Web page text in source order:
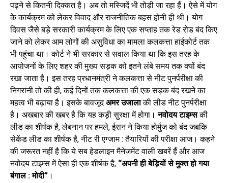
पढ़ने से कितनी दिक्कत है। अब तो मस्जिदें भी तोड़ी जा रहा हैं। ऐसे में योग
के कार्यक्रम को लेकर विवाद और राजनीतिक बहस होनी ही थी। योग
दिवस जैसे बड़े सरकारी कार्यक्रम के लिए एक सप्ताह तक रेड रोड बंद किए
जाने को लेकर आम लोगों की असुविधा का मामला कलकत्ता हाईकोर्ट तक
भी पहुंचा था। कोर्ट ने भी सरकार से सवाल किया था कि इस तरह के
आयोजनों के लिए शहर की मुख्य सड़क को इतने लंबे समय तक क्यों बंद
रखा जाता है। इस तरह प्रधानमंत्री ने कलकत्ता से नीट पुनर्परीक्षा की
निगरानी तो की ही, कई दिनों तक कलकत्ता की एक सड़क बंद रखने का
महत्व भी बढ़ाया है। इसके बावजूदअमर उजालाकी लीड नीट पुनर्परीक्षा
है। अखबार की खबर है कि यह कड़ी सुरक्षा में होगा।नवोदय टाइम्सकी
लीड का शीर्षक है, लेबनान पर हमले, ईरान ने किया होर्मुज को बंद जबकि
सेकेंड लीड का शीर्षक है, नीट री एग्जाम : तैयारियों की परीक्षा आज। कहने
की जरूरत नहीं है कि ये सब हेडलाइन मैनेजमेंट वाली खबरें हैं और आज
नवोदय टाइम्स में ऐसा ही एक शीर्षक है, “अपनी ही बेड़ियों से मुक्त हो गया
बंगाल : मोदी” ।